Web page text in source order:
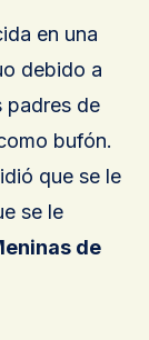
en una
debido a
padres de
bufón.
que se le
se le
de